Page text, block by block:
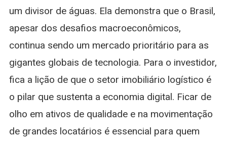
um divisor de águas. Ela demonstra que o Brasil,
apesar dos desafios macroeconômicos,
continua sendo um mercado prioritário para as
gigantes globais de tecnologia. Para o investidor,
fica a lição de que o setor imobiliário logístico é
o pilar que sustenta a economia digital. Ficar de
olho em ativos de qualidade e na movimentação
de grandes locatários é essencial para quem